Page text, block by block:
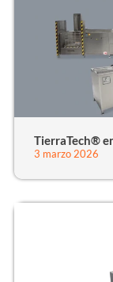
TierraTech®
3 marzo 2026